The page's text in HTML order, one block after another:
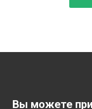
Вы можете